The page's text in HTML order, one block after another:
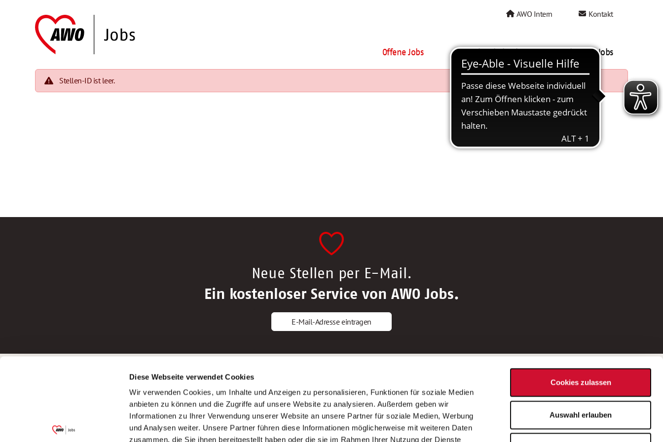
Diese Webseite verwendet Cookies
Wir verwenden Cookies, um Inhalte und Anzeigen zu personalisieren, Funktionen für soziale Medien
anbieten zu können und die Zugriffe auf unsere Website zu analysieren. Außerdem geben wir
Informationen zu Ihrer Verwendung unserer Website an unsere Partner für soziale Medien, Werbung
und Analysen weiter. Unsere Partner führen diese Informationen möglicherweise mit weiteren Daten
zusammen, die Sie ihnen bereitgestellt haben oder die sie im Rahmen Ihrer Nutzung der Dienste
Cookies zulassen
Auswahl erlauben
AWO Intern Kontakt
Offene Jobs AWO als Arbeitgeber Mein AWO Jobs
Stellen-ID ist leer.
Neue Stellen per E-Mail.
Ein kostenloser Service von AWO Jobs.
E-Mail-Adresse eintragen
Garitz Bewirtschaftungsbetriebe GmbH
(Ein Tochterunternehmen des AWO
Bezirksverbandes Unterfranken e.V.)
Bewerbungstipps
Bewerbung als Altenpfleger*in
Bewerbung als Krankenpfleger*in
Bewerbung als Altenpflegehelfer*in
Bewerbung als Erzieher*in
AWO Gliederungen nach Bundesland
Stellenangebote nach Bundesländern
Sitemap
Impressum
Datenschutz
Bei Fragen zu einer Stellenausschreibung
wenden Sie sich bitte an die*den in der
Stellenausschreibung genannte*n